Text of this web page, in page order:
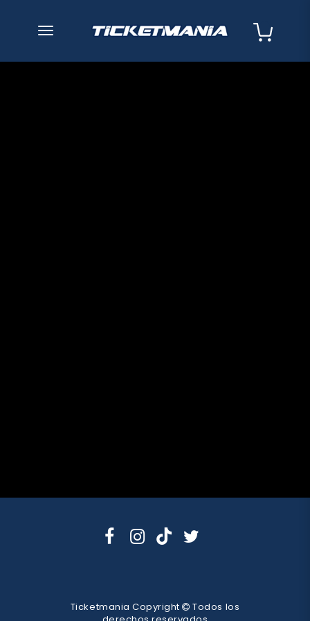
desplegar navegación
Ticketmania Copyright
Todos los